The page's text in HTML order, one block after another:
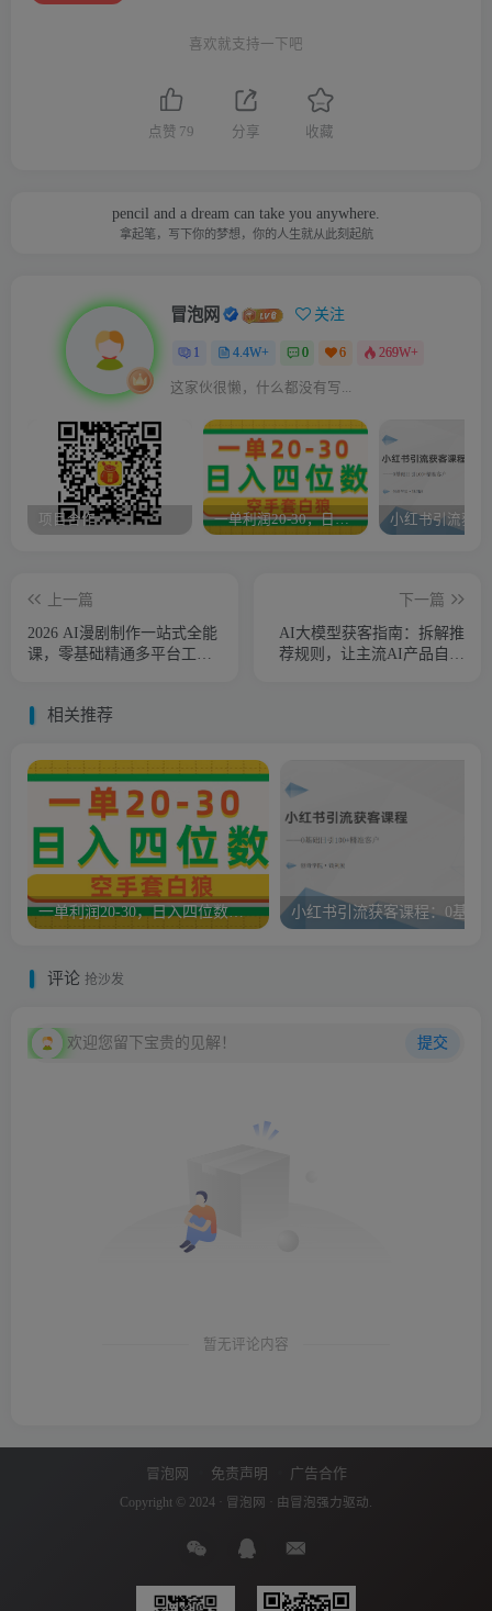
喜欢就支持一下吧
点赞 79 分享 收藏
pencil and a dream can take you anywhere.
拿起笔，写下你的梦想，你的人生就从此刻起航
冒泡网 关注
1 4.4W+ 0 6 269W+
这家伙很懒，什么都没有写...
项目合作 一单利润20-30，日入四位数，空手套白狼，只要做就能赚，简单无套路
上一篇
2026 AI漫剧制作一站式全能
课，零基础精通多平台工
下一篇
AI大模型获客指南：拆解推
荐规则，让主流AI产品自发
相关推荐
一单利润20-30，日入四位数，空手套白狼，只要做就能赚，简单无套路
评论 抢沙发
欢迎您留下宝贵的见解！ 提交
暂无评论内容
冒泡网 免责声明 广告合作
Copyright © 2024 · 冒泡网 · 由 冒泡 强力驱动.